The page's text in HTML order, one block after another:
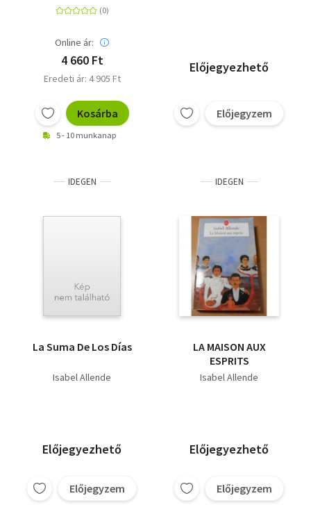
Online ár:
4 660 Ft
Eredeti ár: 4 905 Ft
Kosárba
5 - 10 munkanap
Előjegyezhető
Előjegyzem
IDEGEN
La Suma De Los Días
Isabel Allende
Előjegyezhető
Előjegyzem
IDEGEN
LA MAISON AUX
ESPRITS
Isabel Allende
Előjegyezhető
Előjegyzem